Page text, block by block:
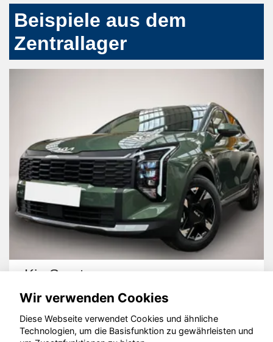
Beispiele aus dem
Zentrallager
Kia Sportage
Wir verwenden Cookies
Diese Webseite verwendet Cookies und ähnliche
Technologien, um die Basisfunktion zu gewährleisten und